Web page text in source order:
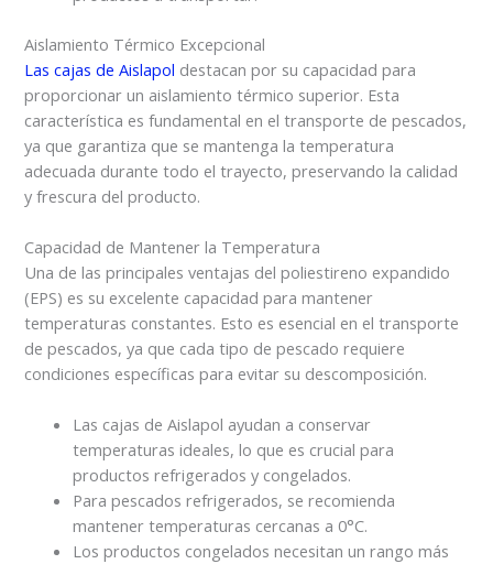
Aislamiento Térmico Excepcional
Las cajas de Aislapol destacan por su capacidad para
proporcionar un aislamiento térmico superior. Esta
característica es fundamental en el transporte de pescados,
ya que garantiza que se mantenga la temperatura
adecuada durante todo el trayecto, preservando la calidad
y frescura del producto.
Capacidad de Mantener la Temperatura
Una de las principales ventajas del poliestireno expandido
(EPS) es su excelente capacidad para mantener
temperaturas constantes. Esto es esencial en el transporte
de pescados, ya que cada tipo de pescado requiere
condiciones específicas para evitar su descomposición.
Las cajas de Aislapol ayudan a conservar
temperaturas ideales, lo que es crucial para
productos refrigerados y congelados.
Para pescados refrigerados, se recomienda
mantener temperaturas cercanas a 0°C.
Los productos congelados necesitan un rango más